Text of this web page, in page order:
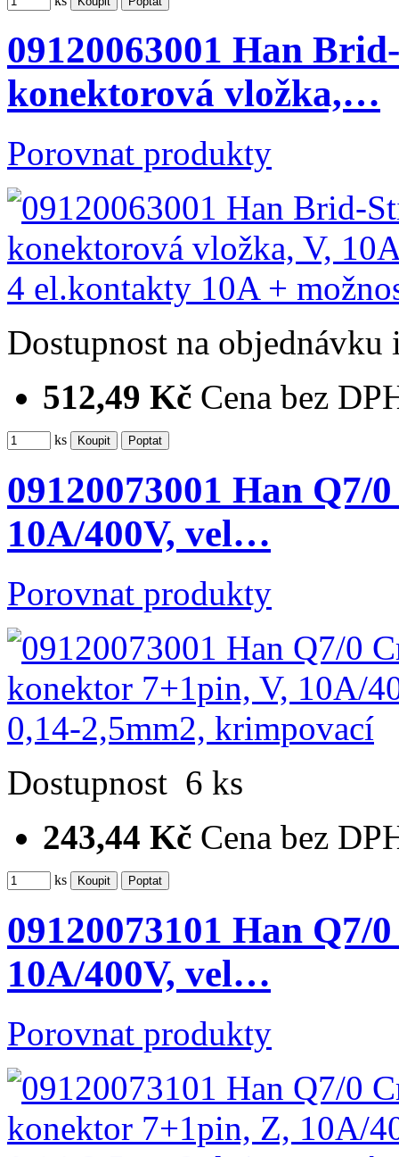
09120063001 Han
konektorová vložka,…
Porovnat produkty
Dostupnost na objednávku
512,49 Kč Cena bez
ks
09120073001 Han
10A/400V, vel…
Porovnat produkty
Dostupnost 6 ks
243,44 Kč Cena bez
ks
09120073101 Han
10A/400V, vel…
Porovnat produkty